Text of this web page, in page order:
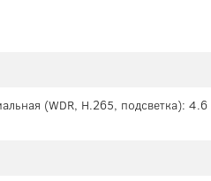
(WDR, H.265, подсветка):